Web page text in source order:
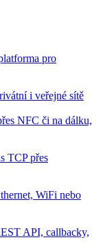
pro
i veřejné sítě
NFC či na dálku,
TCP přes
WiFi nebo
API, callbacky,